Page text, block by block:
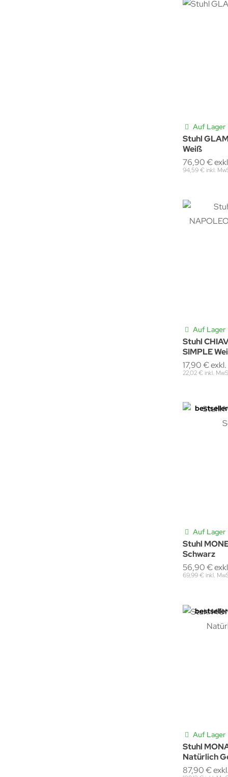
Auf Lager
Stuhl
Weiß
76,90 €
94,59 € inkl.
Auf Lager
Stuhl
SIMPLE
17,90 €
22,02 € inkl.
bestseller
Auf Lager
Stuhl
Schwarz
56,90 €
69,99 € inkl.
bestseller
Auf Lager
Stuhl
Natürlich
87,90 €